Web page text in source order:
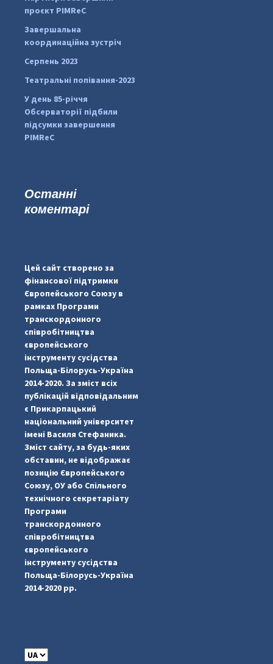
#PipIvanToday
проєкт PIMReC
Завершальна
координаційна зустріч
Серпень 2023
Театральні попівання-2023
У день 85-річчя
Обсерваторії підбили
підсумки завершення
PIMReC
Останні
коментарі
Цей сайт створено за
фінансової підтримки
Європейського Союзу в
рамках Програми
транскордонного
співробітництва
європейського
інструменту сусідства
Польща-Білорусь-Україна
2014-2020. За зміст всіх
публікацій відповідальним
є Прикарпацький
національний університет
імені Василя Стефаника.
Зміст сайту, за будь-яких
обставин, не відображає
позицію Європейського
Союзу, ОУ або Спільного
технічного секретаріату
Програми
транскордонного
співробітництва
європейського
інструменту сусідства
Польща-Білорусь-Україна
2014-2020 рр.
C